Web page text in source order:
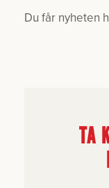
Du får nyheten
TA